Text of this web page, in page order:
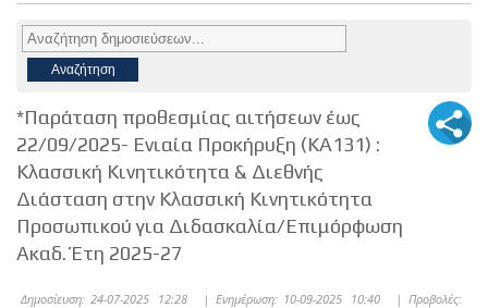
*Παράταση προθεσμίας αιτήσεων έως
22/09/2025- Eνιαία Προκήρυξη (ΚΑ131) :
Κλασσική Κινητικότητα & Διεθνής
Διάσταση στην Κλασσική Κινητικότητα
Προσωπικού για Διδασκαλία/Επιμόρφωση
Ακαδ. Έτη 2025-27
Δημοσίευση: 24-07-2025 12:28 | Ενημέρωση: 10-09-2025 10:40 | Προβολές: